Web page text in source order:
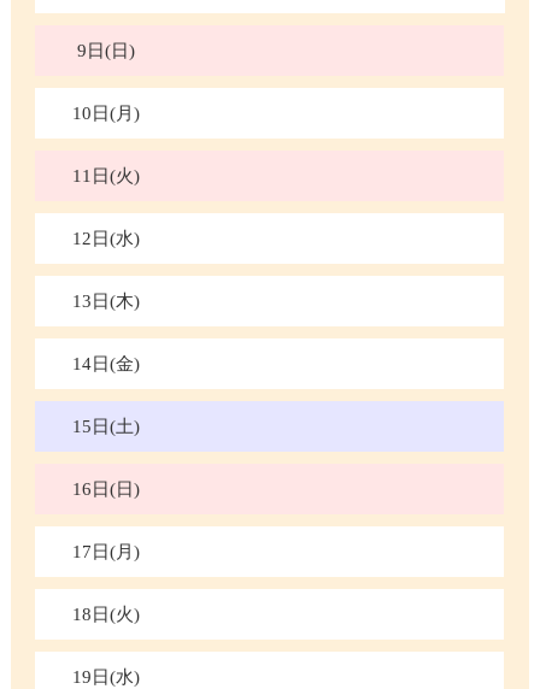
9日(日)
10日(月)
11日(火)
12日(水)
13日(木)
14日(金)
15日(土)
16日(日)
17日(月)
18日(火)
19日(水)